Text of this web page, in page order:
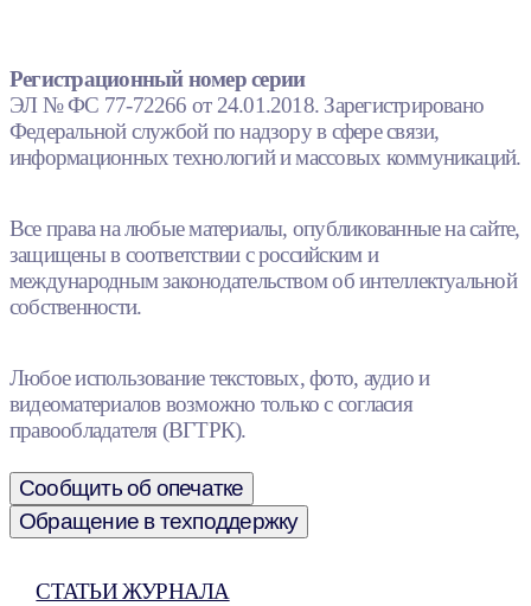
Регистрационный номер серии
ЭЛ № ФС 77-72266 от 24.01.2018. Зарегистрировано
Федеральной службой по надзору в сфере связи,
информационных технологий и массовых коммуникаций.
Все права на любые материалы, опубликованные на сайте,
защищены в соответствии с российским и
международным законодательством об интеллектуальной
собственности.
Любое использование текстовых, фото, аудио и
видеоматериалов возможно только с согласия
правообладателя (ВГТРК).
Сообщить об опечатке
Обращение в техподдержку
СТАТЬИ ЖУРНАЛА